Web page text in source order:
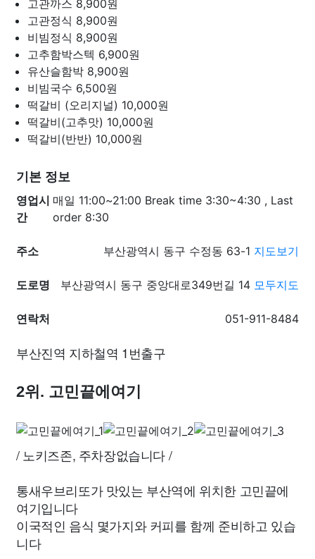
고관까스 8,900원
고관정식 8,900원
비빔정식 8,900원
고추함박스텍 6,900원
유산슬함박 8,900원
비빔국수 6,500원
떡갈비 (오리지널) 10,000원
떡갈비(고추맛) 10,000원
떡갈비(반반) 10,000원
기본 정보
영업시
간
매일 11:00~21:00 Break time 3:30~4:30 , Last
order 8:30
주소 부산광역시 동구 수정동 63-1 지도보기
도로명 부산광역시 동구 중앙대로349번길 14 모두지도
연락처 051-911-8484
부산진역 지하철역 1번출구
2위. 고민끝에여기
/ 노키즈존, 주차장없습니다 /
통새우브리또가 맛있는 부산역에 위치한 고민끝에
여기입니다
이국적인 음식 몇가지와 커피를 함께 준비하고 있습
니다